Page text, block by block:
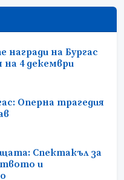
на Бургас
на 4 декември
Оперна трагедия
Спектакъл за
и